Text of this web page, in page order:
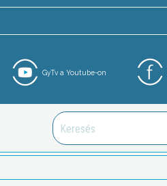
GyTv a Youtube-on